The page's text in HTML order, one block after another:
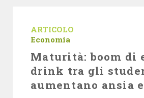
ARTICOLO
Economia
Maturità: boom di
drink tra gli
aumentano ansia